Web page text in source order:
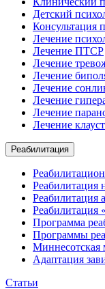
Детский
Консультация
Лечение
Лечение ПТСР
Лечение
Лечение
Лечение
Лечение
Лечение
Лечение
Реабилитация
Реабилитация
Реабилитация
Реабилитация
Программа
Программы
Миннесотская
Адаптация
Статьи